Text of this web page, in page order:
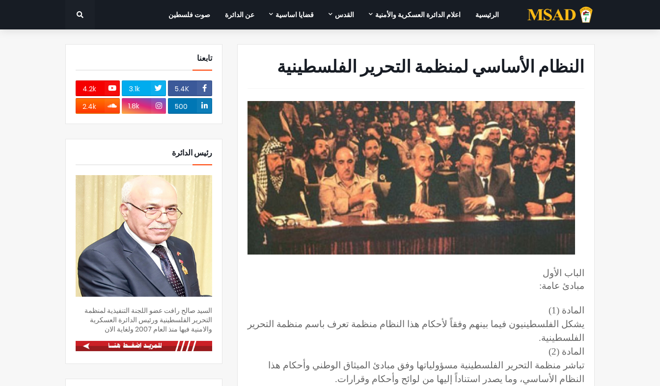
الرئيسية اعلام الدائرة العسكرية والأمنية القدس قضايا اساسية عن الدائرة صوت فلسطين
النظام الأساسي لمنظمة التحرير الفلسطينية
الباب الأول
مبادئ عامة:
المادة (1)
يشكل الفلسطينيون فيما بينهم وفقاً لأحكام هذا النظام منظمة تعرف باسم منظمة التحرير
الفلسطينية.
المادة (2)
تباشر منظمة التحرير الفلسطينية مسؤولياتها وفق مبادئ الميثاق الوطني وأحكام هذا
النظام الأساسي، وما يصدر استناداً إليها من لوائح وأحكام وقرارات.
تابعنا
5.4K
3.1k
4.2k
500
1.8k
2.4k
رئيس الدائرة
السيد صالح رافت عضو اللجنة التنفيذية لمنظمة
التحرير الفلسطينية ورئيس الدائرة العسكرية
والامنية فيها منذ العام 2007 ولغاية الان